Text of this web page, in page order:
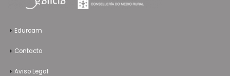
Eduroam
Contacto
Aviso Legal